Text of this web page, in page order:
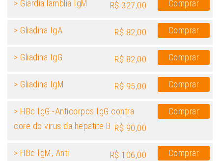
> Giardia lamblia IgM R$ 327,00 Comprar
> Gliadina IgA R$ 82,00 Comprar
> Gliadina IgG R$ 82,00 Comprar
> Gliadina IgM R$ 95,00 Comprar
> HBc IgG -Anticorpos IgG contra
core do virus da hepatite B R$ 90,00
Comprar
> HBc IgM, Anti R$ 106,00 Comprar